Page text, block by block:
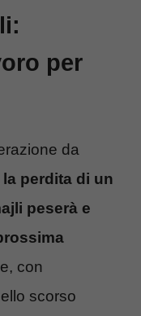
per
da
la perdita di un
peserà e
con
scorso